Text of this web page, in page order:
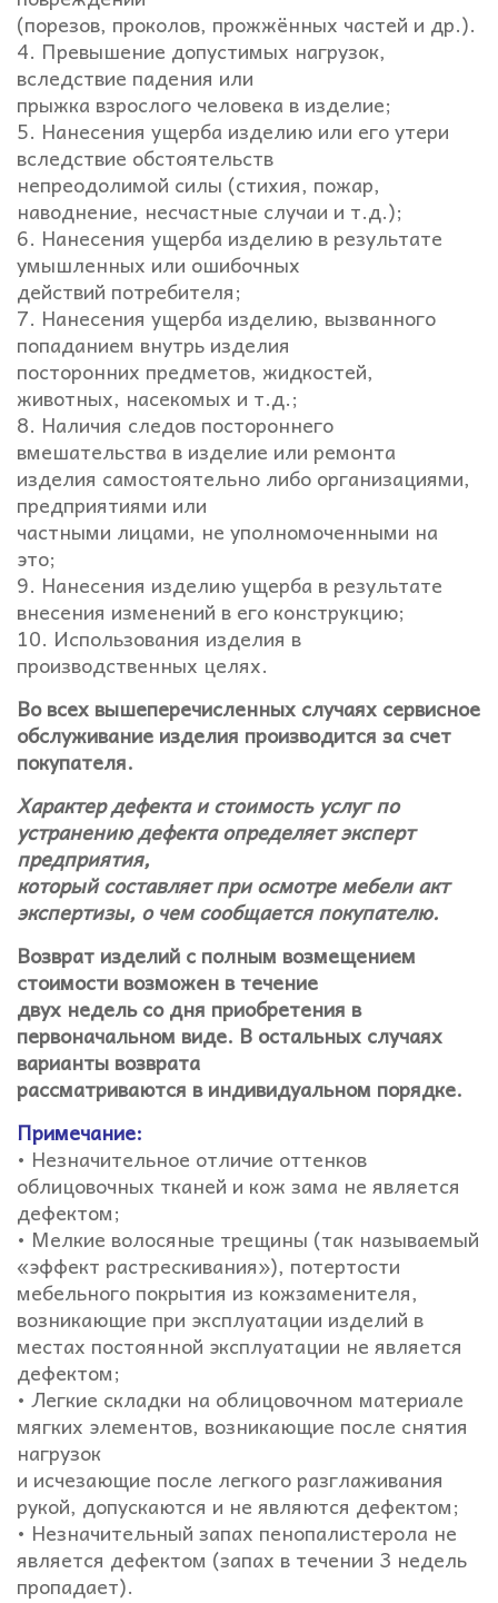
(порезов, проколов, прожжённых частей и др.).
4. Превышение допустимых нагрузок,
вследствие падения или
прыжка взрослого человека в изделие;
5. Нанесения ущерба изделию или его утери
вследствие обстоятельств
непреодолимой силы (стихия, пожар,
наводнение, несчастные случаи и т.д.);
6. Нанесения ущерба изделию в результате
умышленных или ошибочных
действий потребителя;
7. Нанесения ущерба изделию, вызванного
попаданием внутрь изделия
посторонних предметов, жидкостей,
животных, насекомых и т.д.;
8. Наличия следов постороннего
вмешательства в изделие или ремонта
изделия самостоятельно либо организациями,
предприятиями или
частными лицами, не уполномоченными на
это;
9. Нанесения изделию ущерба в результате
внесения изменений в его конструкцию;
10. Использования изделия в
производственных целях.
Во всех вышеперечисленных случаях сервисное
обслуживание изделия производится за счет
покупателя.
Характер дефекта и стоимость услуг по
устранению дефекта определяет эксперт
предприятия,
который составляет при осмотре мебели акт
экспертизы, о чем сообщается покупателю.
Возврат изделий с полным возмещением
стоимости возможен в течение
двух недель со дня приобретения в
первоначальном виде. В остальных случаях
варианты возврата
рассматриваются в индивидуальном порядке.
Примечание:
• Незначительное отличие оттенков
облицовочных тканей и кож зама не является
дефектом;
• Мелкие волосяные трещины (так называемый
«эффект растрескивания»), потертости
мебельного покрытия из кожзаменителя,
возникающие при эксплуатации изделий в
местах постоянной эксплуатации не является
дефектом;
• Легкие складки на облицовочном материале
мягких элементов, возникающие после снятия
нагрузок
и исчезающие после легкого разглаживания
рукой, допускаются и не являются дефектом;
• Незначительный запах пенопалистерола не
является дефектом (запах в течении 3 недель
пропадает).